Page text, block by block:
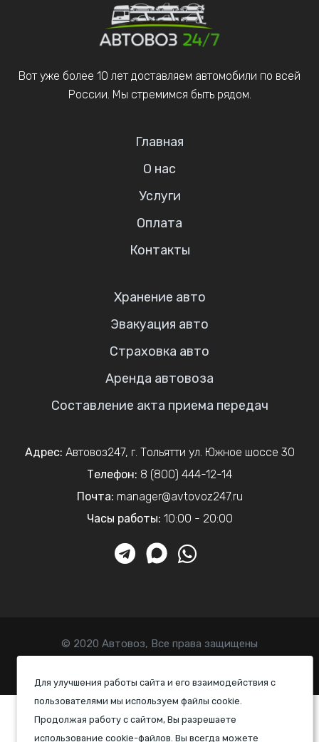
Для улучшения работы сайта и его взаимодействия с
пользователями мы используем файлы cookie.
Продолжая работу с сайтом, Вы разрешаете
использование cookie-файлов. Вы всегда можете
Вот уже более 10 лет доставляем автомобили по всей
России. Мы стремимся быть рядом.
Главная
О нас
Услуги
Оплата
Контакты
Хранение авто
Эвакуация авто
Страховка авто
Аренда автовоза
Составление акта приема передач
Адрес: Автовоз247, г. Тольятти ул. Южное шоссе 30
Телефон: 8 (800) 444-12-14
Почта: manager@avtovoz247.ru
Часы работы: 10:00 - 20:00
© 2020 Автовоз, Все права защищены